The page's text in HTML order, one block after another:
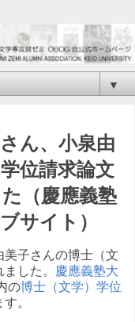
▼
ん、小泉由
位請求論文
（慶應義塾
サイト）
子さんの博士（文
した。
慶應義塾大
の博士（文学）学位
。